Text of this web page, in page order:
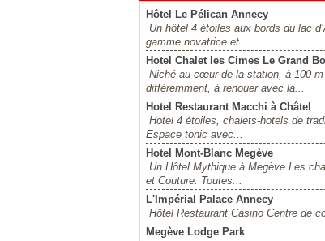
Hôtel Le Pélican Annecy
Un hôtel 4 étoiles aux bords du lac
gamme novatrice et...
Hotel Chalet les Cimes Le Grand
Niché au cœur de la station, à 100
différemment, à renouer avec la...
Hotel Restaurant Macchi à Châtel
Hotel 4 étoiles, chalets-hotels de
Espace tonic avec...
Hotel Mont-Blanc Megève
Un Hôtel Mythique à Megève Les
et Couture. Toutes...
L'Impérial Palace Annecy
Hôtel Restaurant Casino Centre de
Megève Lodge Park